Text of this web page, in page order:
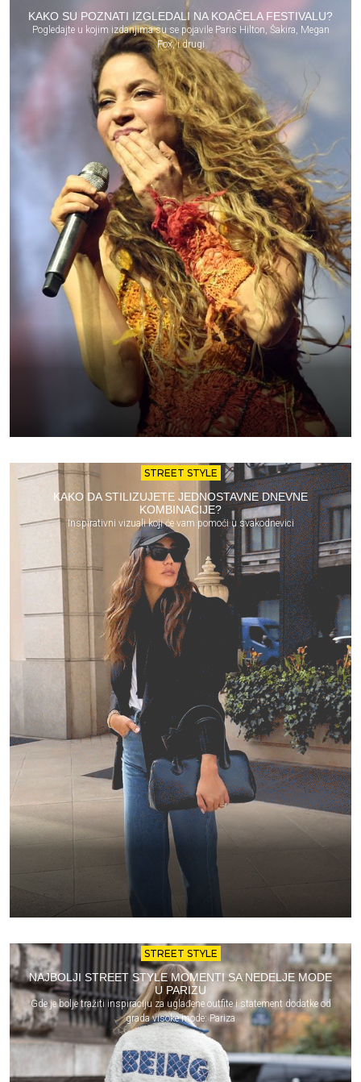
KAKO SU POZNATI IZGLEDALI NA KOAČELA FESTIVALU?
Pogledajte u kojim izdanjima su se pojavile Paris Hilton, Šakira, Megan
Fox, i drugi
STREET STYLE
KAKO DA STILIZUJETE JEDNOSTAVNE DNEVNE
KOMBINACIJE?
Inspirativni vizuali koji će vam pomoći u svakodnevici
STREET STYLE
NAJBOLJI STREET STYLE MOMENTI SA NEDELJE MODE
U PARIZU
Gde je bolje tražiti inspiraciju za uglađene outfite i statement dodatke od
grada visoke mode: Pariza